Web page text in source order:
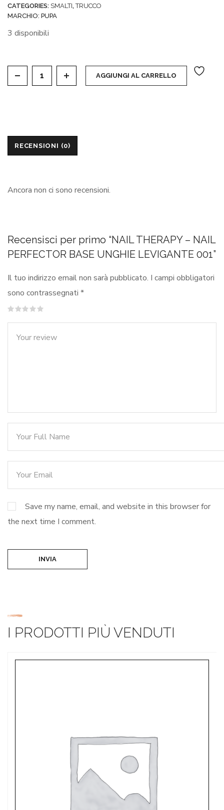
CATEGORIES: SMALTI,TRUCCO
MARCHIO: PUPA
3 disponibili
NAIL THERAPY - NAIL PERFECTOR BASE
AGGIUNGI AL CARRELLO
RECENSIONI (0)
Ancora non ci sono recensioni.
Recensisci per primo “NAIL THERAPY – NAIL
PERFECTOR BASE UNGHIE LEVIGANTE 001”
Il tuo indirizzo email non sarà pubblicato. I campi obbligatori
sono contrassegnati *
Save my name, email, and website in this browser for
the next time I comment.
INVIA
I PRODOTTI PIÙ VENDUTI